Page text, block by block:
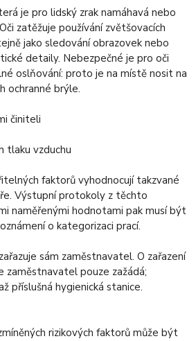
je pro lidský zrak namáhavá nebo
zatěžuje používání zvětšovacích
jako sledování obrazovek nebo
detaily. Nebezpečné je pro oči
oslňování: proto je na místě nosit na
ochranné brýle.
činiteli
tlaku vzduchu
faktorů vyhodnocují takzvané
Výstupní protokoly z těchto
naměřenými hodnotami pak musí být
o kategorizaci prací.
sám zaměstnavatel. O zařazení
zaměstnavatel pouze zažádá;
příslušná hygienická stanice.
rizikových faktorů může být